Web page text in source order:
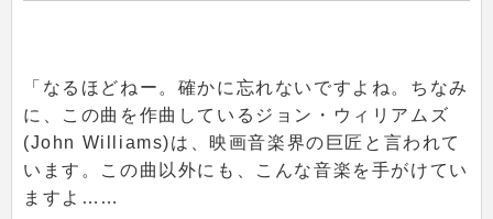
「なるほどねー。確かに忘れないですよね。ちなみ
に、この曲を作曲しているジョン・ウィリアムズ
(John Williams)は、映画音楽界の巨匠と言われて
います。この曲以外にも、こんな音楽を手がけてい
ますよ……